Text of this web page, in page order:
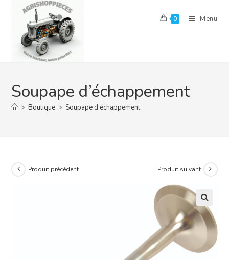
content
0 Menu
Soupape d’échappement
> Boutique > Soupape d’échappement
Produit précédent Produit suivant